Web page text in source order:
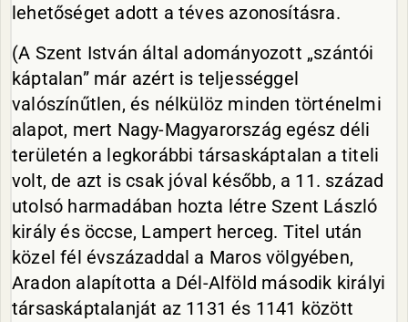
lehetőséget adott a téves azonosításra.
(A Szent István által adományozott „szántói
káptalan” már azért is teljességgel
valószínűtlen, és nélkülöz minden történelmi
alapot, mert Nagy-Magyarország egész déli
területén a legkorábbi társaskáptalan a titeli
volt, de azt is csak jóval később, a 11. század
utolsó harmadában hozta létre Szent László
király és öccse, Lampert herceg. Titel után
közel fél évszázaddal a Maros völgyében,
Aradon alapította a Dél-Alföld második királyi
társaskáptalanját az 1131 és 1141 között